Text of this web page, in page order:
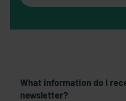
What information do I
newsletter?